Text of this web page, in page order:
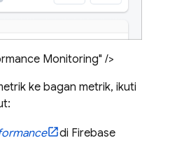
Monitoring" />
ke bagan metrik, ikuti
di Firebase